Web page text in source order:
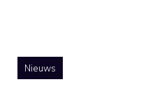
Nieuws